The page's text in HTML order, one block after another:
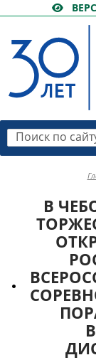
Поиск по сайту
В